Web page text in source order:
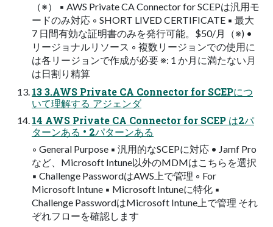
（※） ▪ AWS Private CA Connector for SCEPは汎用モ
ードのみ対応 ◦ SHORT LIVED CERTIFICATE ▪ 最大
7 日間有効な証明書のみを発行可能。$50/月（※) •
リージョナルリソース ◦ 複数リージョンでの使用に
は各リージョンで作成が必要 ※: 1 か月に満たない月
は日割り精算
13 3.AWS Private CA Connector for SCEPにつ
いて理解する アジェンダ
14 AWS Private CA Connector for SCEP は2パ
ターンある • 2パターンある
◦ General Purpose ▪ 汎用的なSCEPに対応 • Jamf Pro
など、Microsoft Intune以外のMDMはこちらを選択
▪ Challenge PasswordはAWS上で管理 ◦ For
Microsoft Intune ▪ Microsoft Intuneに特化 ▪
Challenge PasswordはMicrosoft Intune上で管理 それ
ぞれフローを確認します